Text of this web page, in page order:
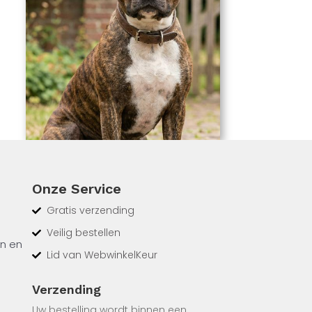
en
Onze Service
Gratis verzending
Veilig bestellen
Lid van WebwinkelKeur
Verzending